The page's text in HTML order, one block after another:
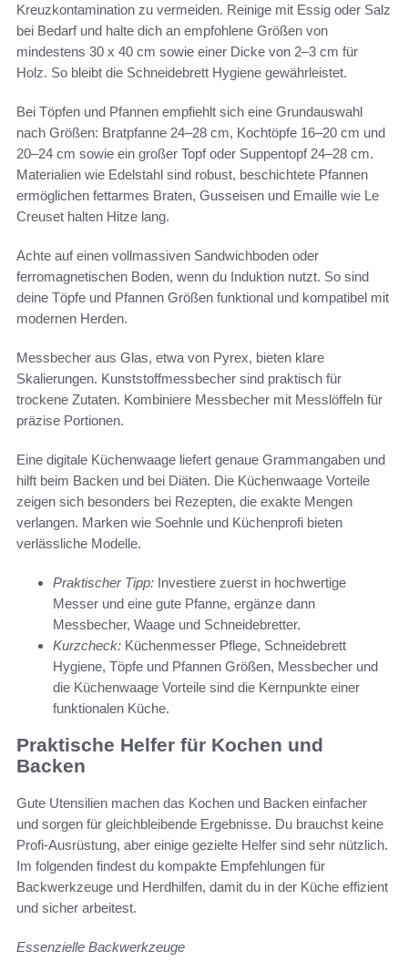
Kreuzkontamination zu vermeiden. Reinige mit Essig oder Salz
bei Bedarf und halte dich an empfohlene Größen von
mindestens 30 x 40 cm sowie einer Dicke von 2–3 cm für
Holz. So bleibt die Schneidebrett Hygiene gewährleistet.
Bei Töpfen und Pfannen empfiehlt sich eine Grundauswahl
nach Größen: Bratpfanne 24–28 cm, Kochtöpfe 16–20 cm und
20–24 cm sowie ein großer Topf oder Suppentopf 24–28 cm.
Materialien wie Edelstahl sind robust, beschichtete Pfannen
ermöglichen fettarmes Braten, Gusseisen und Emaille wie Le
Creuset halten Hitze lang.
Achte auf einen vollmassiven Sandwichboden oder
ferromagnetischen Boden, wenn du Induktion nutzt. So sind
deine Töpfe und Pfannen Größen funktional und kompatibel mit
modernen Herden.
Messbecher aus Glas, etwa von Pyrex, bieten klare
Skalierungen. Kunststoffmessbecher sind praktisch für
trockene Zutaten. Kombiniere Messbecher mit Messlöffeln für
präzise Portionen.
Eine digitale Küchenwaage liefert genaue Grammangaben und
hilft beim Backen und bei Diäten. Die Küchenwaage Vorteile
zeigen sich besonders bei Rezepten, die exakte Mengen
verlangen. Marken wie Soehnle und Küchenprofi bieten
verlässliche Modelle.
Praktischer Tipp: Investiere zuerst in hochwertige
Messer und eine gute Pfanne, ergänze dann
Messbecher, Waage und Schneidebretter.
Kurzcheck: Küchenmesser Pflege, Schneidebrett
Hygiene, Töpfe und Pfannen Größen, Messbecher und
die Küchenwaage Vorteile sind die Kernpunkte einer
funktionalen Küche.
Praktische Helfer für Kochen und
Backen
Gute Utensilien machen das Kochen und Backen einfacher
und sorgen für gleichbleibende Ergebnisse. Du brauchst keine
Profi-Ausrüstung, aber einige gezielte Helfer sind sehr nützlich.
Im folgenden findest du kompakte Empfehlungen für
Backwerkzeuge und Herdhilfen, damit du in der Küche effizient
und sicher arbeitest.
Essenzielle Backwerkzeuge